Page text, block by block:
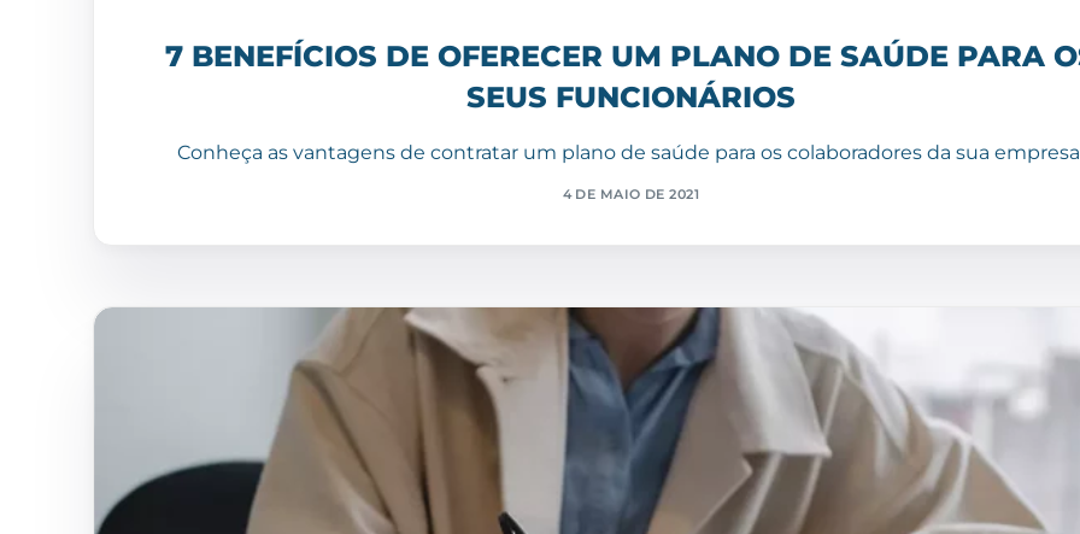
7 BENEFÍCIOS DE OFERECER UM PLANO DE SAÚDE PARA
SEUS FUNCIONÁRIOS
Conheça as vantagens de contratar um plano de saúde para os colaboradores da sua
4 DE MAIO DE 2021